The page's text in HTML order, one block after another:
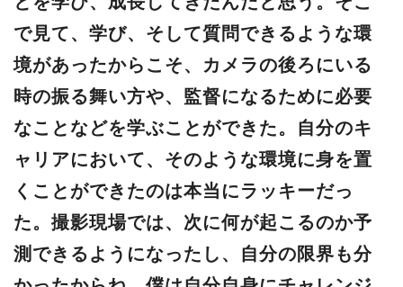
で⾒て、学び、そして質問できるような環
境があったからこそ、カメラの後ろにいる
時の振る舞い⽅や、監督になるために必要
なことなどを学ぶことができた。⾃分のキ
ャリアにおいて、そのような環境に⾝を置
くことができたのは本当にラッキーだっ
た。撮影現場では、次に何が起こるのか予
測できるようになったし、⾃分の限界も分